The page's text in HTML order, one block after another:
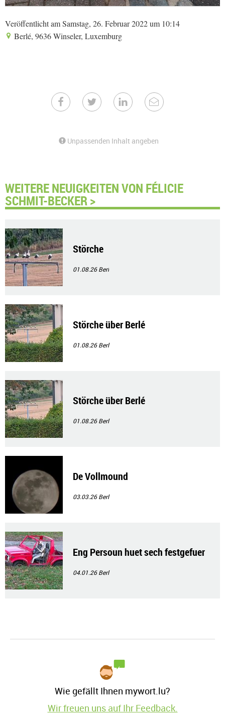
Veröffentlicht am Samstag, 26. Februar 2022 um 10:14
Berlé, 9636 Winseler, Luxemburg
Unpassenden Inhalt angeben
WEITERE NEUIGKEITEN VON FÉLICIE
SCHMIT-BECKER >
Störche
01.08.26Berl
Störche über Berlé
01.08.26Berl
Störche über Berlé
01.08.26Berl
De Vollmound
03.03.26Berl
Eng Persoun huet sech festgefuer
04.01.26Berl
Wie gefällt Ihnen mywort.lu?
Wir freuen uns auf Ihr Feedback.